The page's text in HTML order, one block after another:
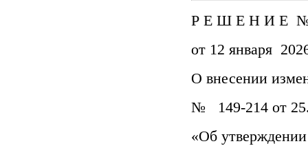
Р Е Ш Е Н И Е №
от 12 января
О внесении
№ 149-214 от
«Об